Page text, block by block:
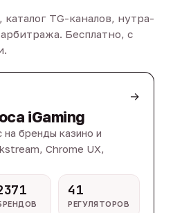
каталог TG-каналов, нутра-
Бесплатно, с
→
iGaming
бренды казино и
Chrome UX,
41
РЕГУЛЯТОРОВ